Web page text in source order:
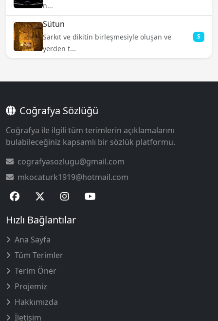
n...
Sütun
Sarkıt ve dikitin birleşmesiyle oluşan ve
yerden t...
S
Coğrafya Sözlüğü
Coğrafya ile ilgili tüm terimlerin açıklamalarını
bulabileceğiniz kapsamlı bir sözlük platformu.
cografyasozlugu@gmail.com
mkocaturk1919@hotmail.com
Hızlı Bağlantılar
Ana Sayfa
Tüm Terimler
Terim Öner
Projemiz
Hakkımızda
İletişim